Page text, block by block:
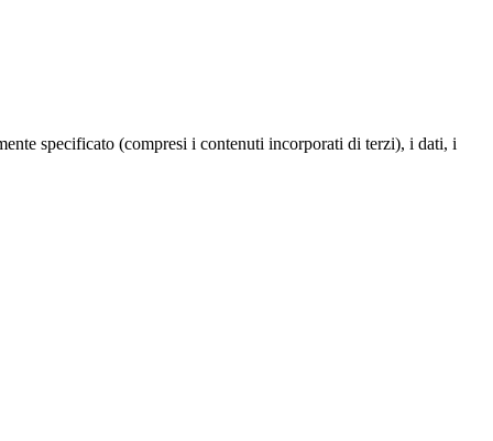
specificato (compresi i contenuti incorporati di terzi), i dati, i